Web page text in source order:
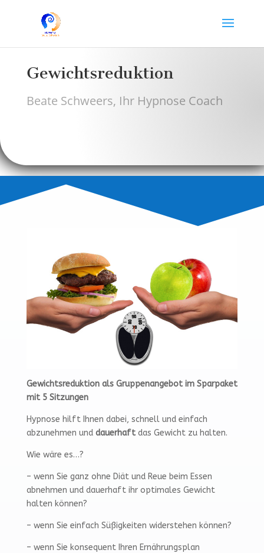
Gewichtsreduktion
Beate Schweers, Ihr Hypnose Coach
Gewichtsreduktion als Gruppenangebot im Sparpaket
mit 5 Sitzungen
Hypnose hilft Ihnen dabei, schnell und einfach
abzunehmen und dauerhaft das Gewicht zu halten.
Wie wäre es…?
– wenn Sie ganz ohne Diät und Reue beim Essen
abnehmen und dauerhaft ihr optimales Gewicht
halten können?
– wenn Sie einfach Süßigkeiten widerstehen können?
– wenn Sie konsequent Ihren Ernährungsplan